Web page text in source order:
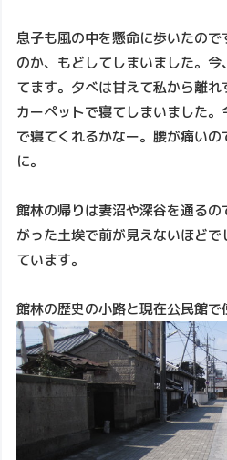
息子も風の中を懸命に歩いたの
のか、もどしてしまいました。
てます。夕べは甘えて私から離
カーペットで寝てしまいました
で寝てくれるかなー。腰が痛い
に。
館林の帰りは妻沼や深谷を通る
がった土埃で前が見えないほど
ています。
館林の歴史の小路と現在公民館で